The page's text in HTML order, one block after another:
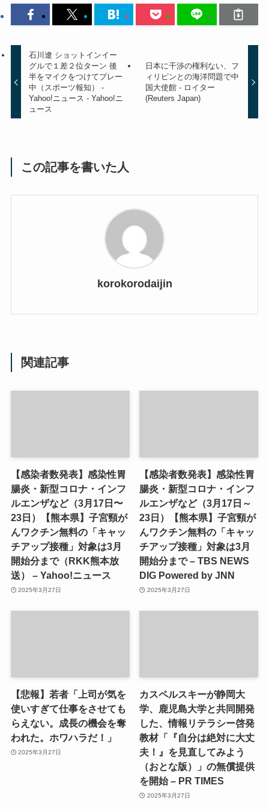
石川遼 ショットインイー
グルで１差２位ターン 後
半をマイクをつけてプレー
中（スポーツ報知） -
Yahoo!ニュース - Yahoo!ニ
ュース
日本に干渉の権利ない、フ
ィリピンとの海洋問題で中
国大使館 - ロイター
(Reuters Japan)
この記事を書いた人
korokorodaijin
関連記事
【感染者数発表】感染性胃
腸炎・新型コロナ・インフ
ルエンザなど（3月17日〜
23日）【熊本県】子宮頸が
んワクチン無料の「キャッ
チアップ接種」対象は3月
開始分まで（RKK熊本放
送） – Yahoo!ニュース
2025年3月27日
【感染者数発表】感染性胃
腸炎・新型コロナ・インフ
ルエンザなど（3月17日～
23日）【熊本県】子宮頸が
んワクチン無料の「キャッ
チアップ接種」対象は3月
開始分まで – TBS NEWS
DIG Powered by JNN
2025年3月27日
【悲報】若者「上司が気を
使いすぎて仕事をさせても
らえない。成長の機会を奪
われた。ホワハラだ！」
2025年3月27日
カスペルスキーが静岡大
学、鹿児島大学と共同開発
した、情報リテラシー啓発
教材「『自分は絶対に大丈
夫！』を見直してみよう
（おとな版）」の無償提供
を開始 – PR TIMES
2025年3月27日